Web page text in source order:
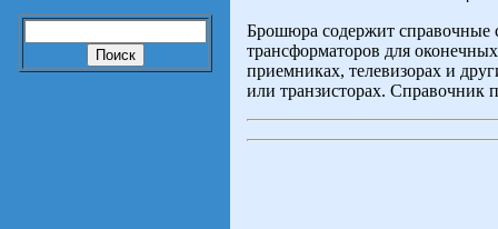
Брошюра содержит справочные
трансформаторов для
приемниках, телевизорах и
или транзисторах. Справочник